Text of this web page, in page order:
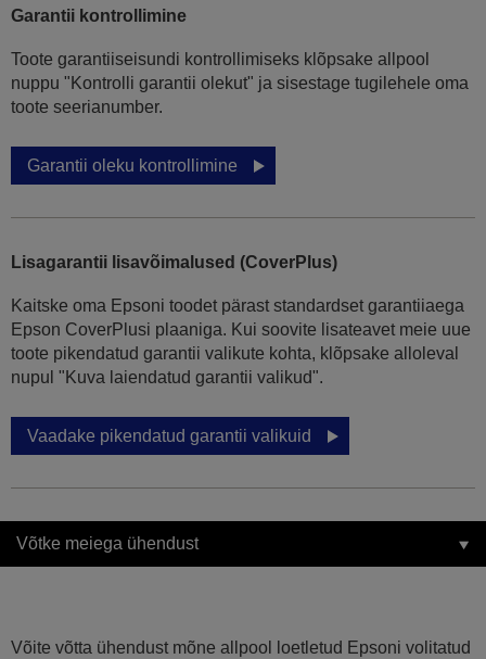
Garantii kontrollimine
Toote garantiiseisundi kontrollimiseks klõpsake allpool
nuppu "Kontrolli garantii olekut" ja sisestage tugilehele oma
toote seerianumber.
Garantii oleku kontrollimine
Lisagarantii lisavõimalused (CoverPlus)
Kaitske oma Epsoni toodet pärast standardset garantiiaega
Epson CoverPlusi plaaniga. Kui soovite lisateavet meie uue
toote pikendatud garantii valikute kohta, klõpsake alloleval
nupul "Kuva laiendatud garantii valikud".
Vaadake pikendatud garantii valikuid
Võtke meiega ühendust
Võite võtta ühendust mõne allpool loetletud Epsoni volitatud